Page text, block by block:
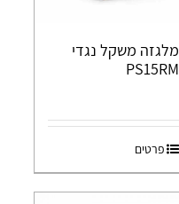
מלגזה משקל נגדי
PS15RM
פרטים